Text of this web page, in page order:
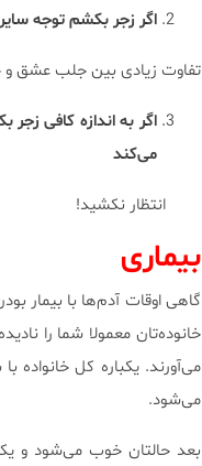
اگر زجر بكشم توجه
تفاوت زیادی بین جلب عشق و
اگر به اندازه كافی
می‌كند
انتظار نكشید!
بیماری
گاهی اوقات ‌‌آدم‌ها با بیمار
خانوده‌تان معمولا شما را
می‌آورند. یكباره كل
می‌شود.
بعد حالتان خوب می‌شود و